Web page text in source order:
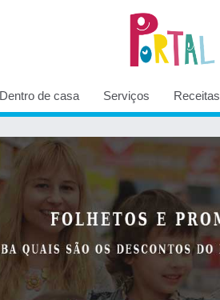
Dentro de casa Serviços Receitas